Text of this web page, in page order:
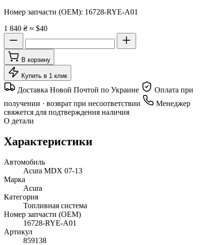
Номер запчасти (OEM): 16728-RYE-A01
1 840 ₴ ≈ $40
В корзину
Купить в 1 клик
Доставка Новой Почтой по Украине
Оплата при
получении · возврат при несоответствии
Менеджер
свяжется для подтверждения наличия
О детали
Характеристики
Автомобиль
Acura MDX 07-13
Марка
Acura
Категория
Топливная система
Номер запчасти (OEM)
16728-RYE-A01
Артикул
859138